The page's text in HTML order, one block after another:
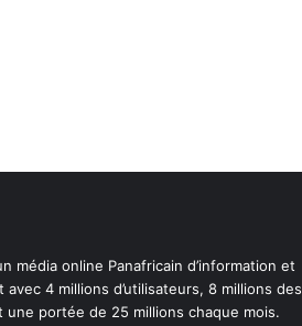
média online Panafricain d’information et
4 millions d’utilisateurs, 8 millions des
une portée de 25 millions chaque mois.